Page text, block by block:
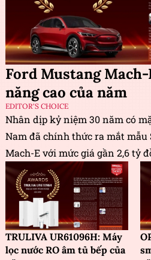
Ford Mustang
năng cao của năm
EDITOR'S CHOICE
Nhân dịp kỷ niệm 30 năm có
Nam đã chính thức ra mắt mẫu
Mach-E với mức giá gần 2,6 tỷ
TRULIVA UR61096H: Máy
lọc nước RO âm tủ bếp của